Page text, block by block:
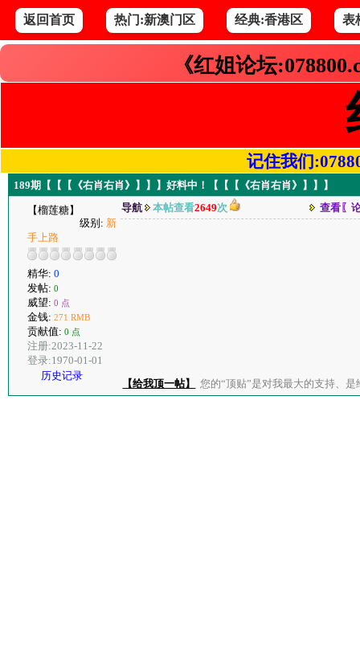
返回首页 热门:新澳门区 经典:香港区 表
《红姐论坛
记住我们
189期【【【《右肖右肖》】】】好料中！【【【《右肖右肖》】】】
【榴莲糖】
级别: 新
手上路
精华: 0
发帖: 0
威望: 0 点
金钱: 271 RMB
贡献值: 0 点
注册:2023-11-22
登录:1970-01-01
历史记录
导航 本帖查看2649次 查看〖
【给我顶一帖】 您的“顶贴”是对我最大的支持、